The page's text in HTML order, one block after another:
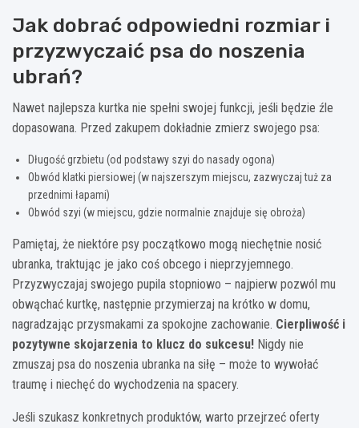
Jak dobrać odpowiedni rozmiar i
przyzwyczaić psa do noszenia
ubrań?
Nawet najlepsza kurtka nie spełni swojej funkcji, jeśli będzie źle
dopasowana. Przed zakupem dokładnie zmierz swojego psa:
Długość grzbietu (od podstawy szyi do nasady ogona)
Obwód klatki piersiowej (w najszerszym miejscu, zazwyczaj tuż za
przednimi łapami)
Obwód szyi (w miejscu, gdzie normalnie znajduje się obroża)
Pamiętaj, że niektóre psy początkowo mogą niechętnie nosić
ubranka, traktując je jako coś obcego i nieprzyjemnego.
Przyzwyczajaj swojego pupila stopniowo – najpierw pozwól mu
obwąchać kurtkę, następnie przymierzaj na krótko w domu,
nagradzając przysmakami za spokojne zachowanie. Cierpliwość i
pozytywne skojarzenia to klucz do sukcesu! Nigdy nie
zmuszaj psa do noszenia ubranka na siłę – może to wywołać
traumę i niechęć do wychodzenia na spacery.
Jeśli szukasz konkretnych produktów, warto przejrzeć oferty